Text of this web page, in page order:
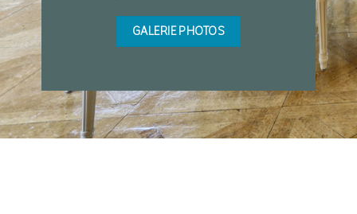
GALERIE PHOTOS